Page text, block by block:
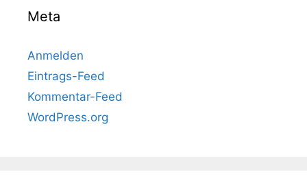
Meta
Anmelden
Eintrags-Feed
Kommentar-Feed
WordPress.org